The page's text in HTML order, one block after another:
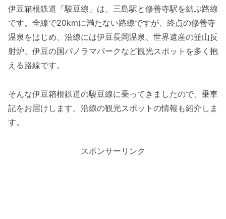
伊豆箱根鉄道「駿豆線」は、三島駅と修善寺駅を結ぶ路線
です。全線で20kmに満たない路線ですが、終点の修善寺
温泉をはじめ、沿線には伊豆長岡温泉、世界遺産の韮山反
射炉、伊豆の国パノラマパークなど観光スポットを多く抱
える路線です。
そんな伊豆箱根鉄道の駿豆線に乗ってきましたので、乗車
記をお届けします。沿線の観光スポットの情報も紹介しま
す。
スポンサーリンク